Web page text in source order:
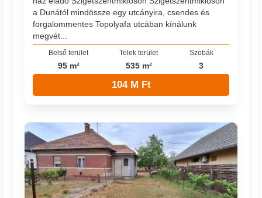
a Dunától mindössze egy utcányira, csendes és
forgalommentes Topolyafa utcában kínálunk
megvét...
Belső terület
95 m²
Telek terület
535 m²
Szobák
3
104 M Ft